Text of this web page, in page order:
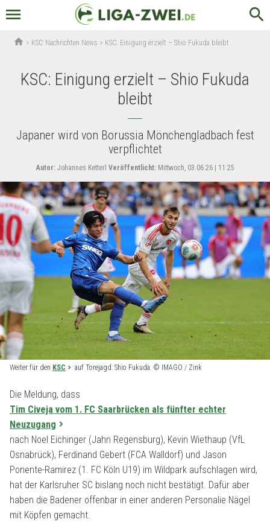
menu search
home > KSC Nachrichten News > KSC: Einigung erzielt – Shio Fukuda bleibt
KSC: Einigung erzielt – Shio Fukuda
bleibt
Japaner wird von Borussia Mönchengladbach fest
verpflichtet
Autor:Johannes Ketterl Veröffentlicht:Mittwoch, 03.06.26 | 11:25
Weiter für den KSC auf Torejagd: Shio Fukuda. © IMAGO / Zink
Die Meldung, dass
Tim Civeja vom 1. FC Saarbrücken als fünfter echter
Neuzugang
nach Noel Eichinger (Jahn Regensburg), Kevin Wiethaup (VfL
Osnabrück), Ferdinand Gebert (FCA Walldorf) und Jason
Ponente-Ramirez (1. FC Köln U19) im Wildpark aufschlagen wird,
hat der Karlsruher SC bislang noch nicht bestätigt. Dafür aber
haben die Badener offenbar in einer anderen Personalie Nägel
mit Köpfen gemacht.